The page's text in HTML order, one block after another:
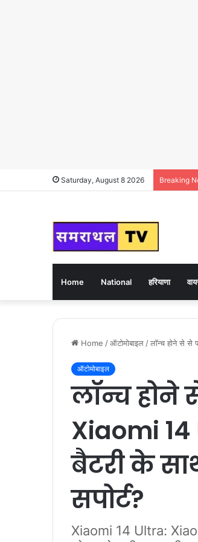
Saturday, August 8 2026 Breaking
Home National हरियाणा
Home /ऑटोमोबाइल /लॉन्च होने से से
ऑटोमोबाइल
लॉन्च
Xiaomi
बैटरी के
सपोर्ट?
Xiaomi 14 Ultra: